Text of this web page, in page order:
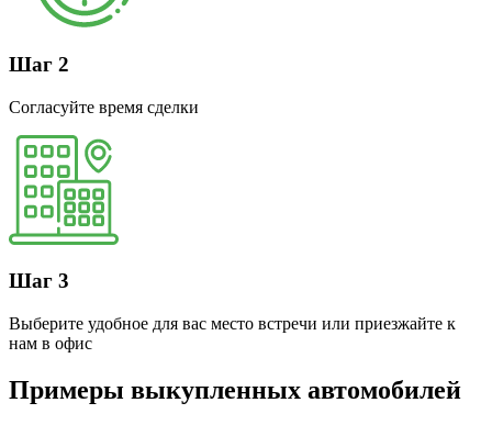
Шаг 2
Согласуйте время сделки
Шаг 3
Выберите удобное для вас место встречи или приезжайте к
нам в офис
Примеры выкупленных автомобилей